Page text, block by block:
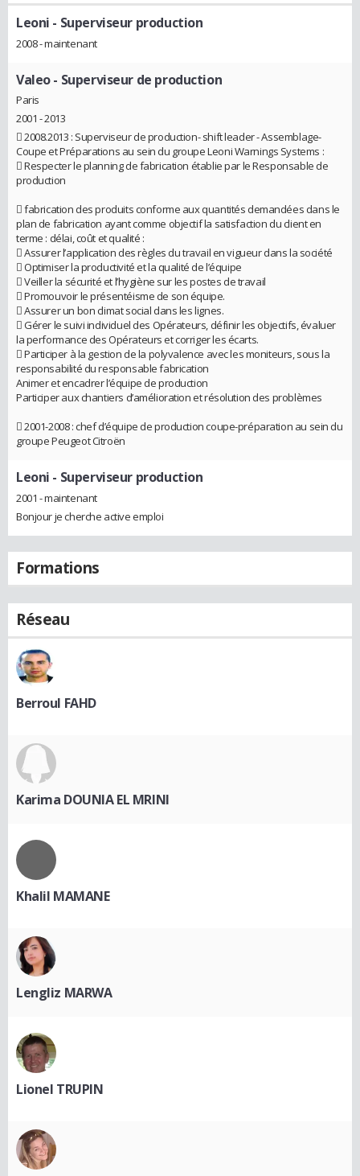
Leoni - Superviseur production
2008 - maintenant
Valeo- Superviseur de production
Paris
2001 - 2013
 2008.2013 : Superviseur de production- shift leader - Assemblage-
Coupe et Préparations au sein du groupe Leoni Warnings Systems :
 Respecter le planning de fabrication établie par le Responsable de
production
 fabrication des produits conforme aux quantités demandées dans le
plan de fabrication ayant comme objectif la satisfaction du client en
terme : délai, coût et qualité :
 Assurer l’application des règles du travail en vigueur dans la société
 Optimiser la productivité et la qualité de l’équipe
 Veiller la sécurité et l’hygiène sur les postes de travail
 Promouvoir le présentéisme de son équipe.
 Assurer un bon climat social dans les lignes.
 Gérer le suivi individuel des Opérateurs, définir les objectifs, évaluer
la performance des Opérateurs et corriger les écarts.
 Participer à la gestion de la polyvalence avec les moniteurs, sous la
responsabilité du responsable fabrication
Animer et encadrer l’équipe de production
Participer aux chantiers d’amélioration et résolution des problèmes
 2001-2008 : chef d’équipe de production coupe-préparation au sein du
groupe Peugeot Citroën
Leoni - Superviseur production
2001 - maintenant
Bonjour je cherche active emploi
Formations
Réseau
Berroul FAHD
Karima DOUNIA EL MRINI
Khalil MAMANE
Lengliz MARWA
Lionel TRUPIN